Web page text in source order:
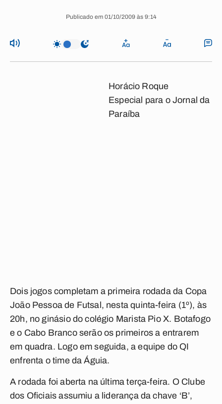
Publicado em 01/10/2009 às 9:14
Horácio Roque
Especial para o Jornal da
Paraíba
Dois jogos completam a primeira rodada da Copa
João Pessoa de Futsal, nesta quinta-feira (1º), às
20h, no ginásio do colégio Marista Pio X. Botafogo
e o Cabo Branco serão os primeiros a entrarem
em quadra. Logo em seguida, a equipe do QI
enfrenta o time da Águia.
A rodada foi aberta na última terça-feira. O Clube
dos Oficiais assumiu a liderança da chave ‘B’,